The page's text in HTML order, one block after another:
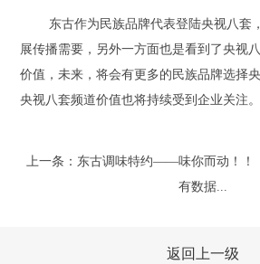
东古作为民族品牌代表登陆央视八套
展传播需要，另外一方面也是看到了央视
价值，未来，将会有更多的民族品牌选择
央视八套频道价值也将持续受到企业关注。
上一条：东古调味特约——味你而动！！
有数据...
返回上一级